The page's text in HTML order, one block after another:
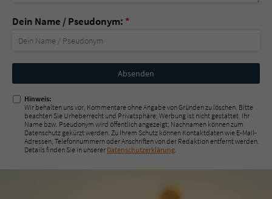
Dein Name / Pseudonym: *
Nicht
ausfüllen!
Hinweis:
Wir behalten uns vor, Kommentare ohne Angabe von Gründen zu löschen. Bitte
beachten Sie Urheberrecht und Privatsphäre; Werbung ist nicht gestattet. Ihr
Name bzw. Pseudonym wird öffentlich angezeigt; Nachnamen können zum
Datenschutz gekürzt werden. Zu Ihrem Schutz können Kontaktdaten wie E-Mail-
Adressen, Telefonnummern oder Anschriften von der Redaktion entfernt werden.
Details finden Sie in unserer Datenschutzerklärung